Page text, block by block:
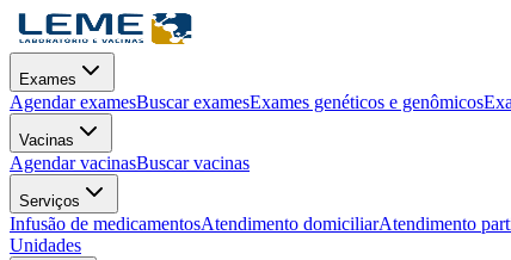
Exames
Agendar examesBuscar examesExames genéticos e genômicos
Vacinas
Agendar vacinasBuscar vacinas
Serviços
Infusão de medicamentosAtendimento domiciliarAtendimento
Unidades